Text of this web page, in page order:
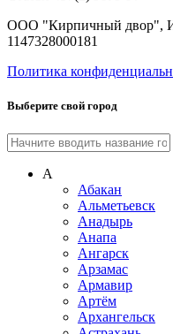
ООО "Кирпичный двор",
1147328000181
Политика
Выберите свой город
А
Абакан
Альметьевск
Анадырь
Анапа
Ангарск
Арзамас
Армавир
Артём
Архангельск